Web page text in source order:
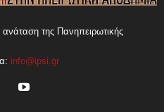
της Πανηπειρωτικής
info@ipsi.gr